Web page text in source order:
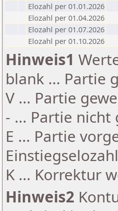
Elozahl per 01.01.2026
Elozahl per 01.04.2026
Elozahl per 01.07.2026
Elozahl per 01.10.2026
Hinweis1
blank ... Partie
V ... Partie
- ... Partie nicht
E ... Partie
K ... Korrektur
Hinweis2